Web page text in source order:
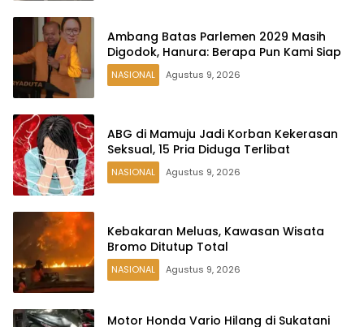
Ambang Batas Parlemen 2029 Masih
Digodok, Hanura: Berapa Pun Kami Siap
NASIONAL Agustus 9, 2026
ABG di Mamuju Jadi Korban Kekerasan
Seksual, 15 Pria Diduga Terlibat
NASIONAL Agustus 9, 2026
Kebakaran Meluas, Kawasan Wisata
Bromo Ditutup Total
NASIONAL Agustus 9, 2026
Motor Honda Vario Hilang di Sukatani